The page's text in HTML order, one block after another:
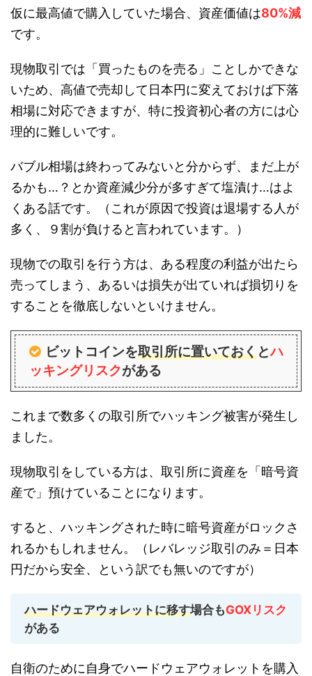
仮に最高値で購入していた場合、資産価値は80%減
です。
現物取引では「買ったものを売る」ことしかできな
いため、高値で売却して日本円に変えておけば下落
相場に対応できますが、特に投資初心者の方には心
理的に難しいです。
バブル相場は終わってみないと分からず、まだ上が
るかも…？とか資産減少分が多すぎて塩漬け…はよ
くある話です。（これが原因で投資は退場する人が
多く、９割が負けると言われています。）
現物での取引を行う方は、ある程度の利益が出たら
売ってしまう、あるいは損失が出ていれば損切りを
することを徹底しないといけません。
ビットコインを取引所に置いておくとハ
ッキングリスクがある
これまで数多くの取引所でハッキング被害が発生し
ました。
現物取引をしている方は、取引所に資産を「暗号資
産で」預けていることになります。
すると、ハッキングされた時に暗号資産がロックさ
れるかもしれません。（レバレッジ取引のみ＝日本
円だから安全、という訳でも無いのですが）
ハードウェアウォレットに移す場合もGOXリスク
がある
自衛のために自身でハードウェアウォレットを購入